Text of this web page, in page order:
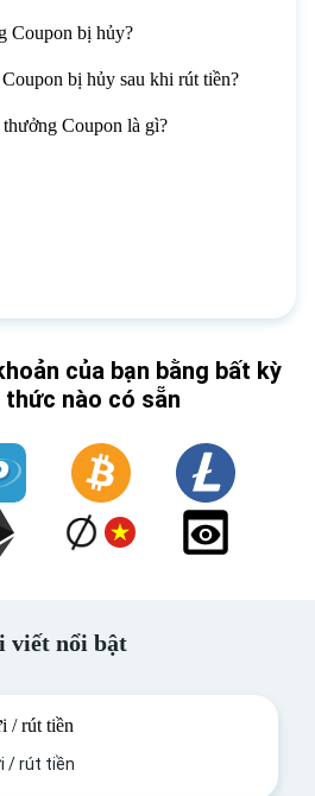
Coupon bị hủy?
bị hủy sau khi rút tiền?
Coupon là gì?
của bạn bằng bất kỳ
thức nào có sẵn
viết nổi bật
/ rút tiền
/ rút tiền